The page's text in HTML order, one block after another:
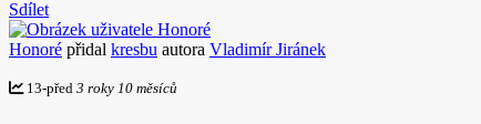
Sdílet
Honoré přidal kresbu autora Vladimír Jiránek
13-před 3 roky 10 měsíců